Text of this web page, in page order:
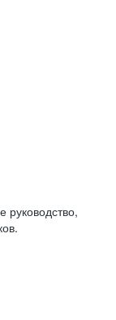
руководство,